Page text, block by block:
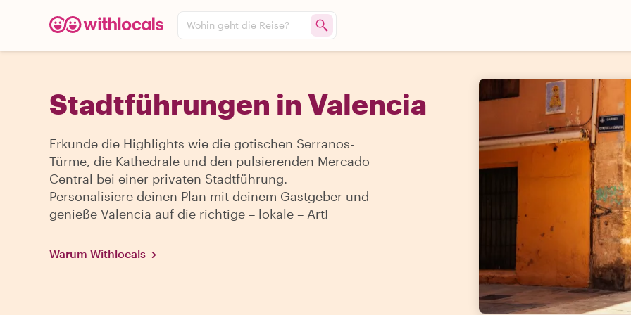
Wohin geht die Reise?
Stadtführungen in Valencia
Erkunde die Highlights wie die gotischen Serranos-
Türme, die Kathedrale und den pulsierenden Mercado
Central bei einer privaten Stadtführung.
Personalisiere deinen Plan mit deinem Gastgeber und
genieße Valencia auf die richtige – lokale – Art!
Warum Withlocals